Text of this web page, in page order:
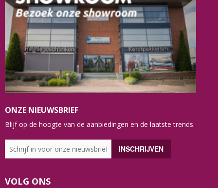
ONZE NIEUWSBRIEF
Blijf op de hoogte van de aanbiedingen en de laatste trends.
VOLG ONS